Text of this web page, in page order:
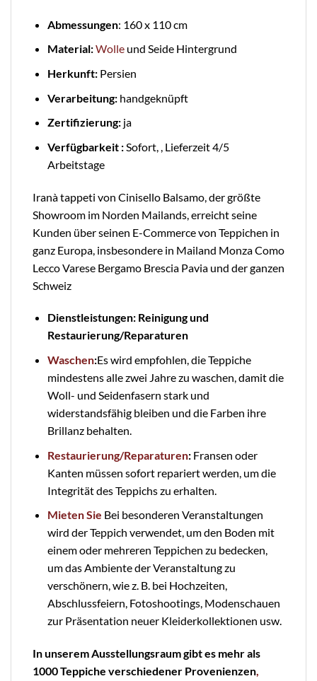
Abmessungen: 160 x 110 cm
Material:Wolleund Seide Hintergrund
Herkunft:Persien
Verarbeitung:handgeknüpft
Zertifizierung:ja
Verfügbarkeit :Sofort, , Lieferzeit 4/5
Arbeitstage
Iranà tappeti von Cinisello Balsamo, der größte
Showroom im Norden Mailands, erreicht seine
Kunden über seinen E-Commerce von Teppichen in
ganz Europa, insbesondere in Mailand Monza Como
Lecco Varese Bergamo Brescia Pavia und der ganzen
Schweiz
Dienstleistungen: Reinigung und
Restaurierung/Reparaturen
Waschen:Es wird empfohlen, die Teppiche
mindestens alle zwei Jahre zu waschen, damit die
Woll- und Seidenfasern stark und
widerstandsfähig bleiben und die Farben ihre
Brillanz behalten.
Restaurierung/Reparaturen:Fransen oder
Kanten müssen sofort repariert werden, um die
Integrität des Teppichs zu erhalten.
Mieten Sie Bei besonderen Veranstaltungen
wird der Teppich verwendet, um den Boden mit
einem oder mehreren Teppichen zu bedecken,
um das Ambiente der Veranstaltung zu
verschönern, wie z. B. bei Hochzeiten,
Abschlussfeiern, Fotoshootings, Modenschauen
zur Präsentation neuer Kleiderkollektionen usw.
In unserem Ausstellungsraum gibt es mehr als
1000 Teppiche verschiedener Provenienzen,